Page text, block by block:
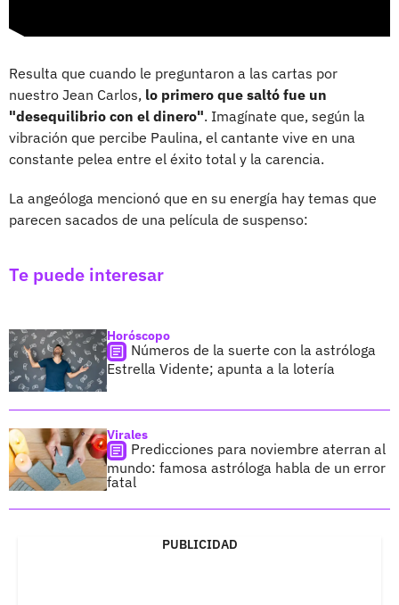
Resulta que cuando le preguntaron a las cartas por
nuestro Jean Carlos, lo primero que saltó fue un
"desequilibrio con el dinero". Imagínate que, según la
vibración que percibe Paulina, el cantante vive en una
constante pelea entre el éxito total y la carencia.
La angeóloga mencionó que en su energía hay temas que
parecen sacados de una película de suspenso:
Te puede interesar
Horóscopo
Números de la suerte con la astróloga
Estrella Vidente; apunta a la lotería
Virales
Predicciones para noviembre aterran al
mundo: famosa astróloga habla de un error
fatal
PUBLICIDAD